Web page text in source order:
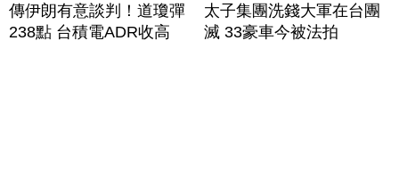
傳伊朗有意談判！道瓊彈
238點 台積電ADR收高
太子集團洗錢大軍在台團
滅 33豪車今被法拍